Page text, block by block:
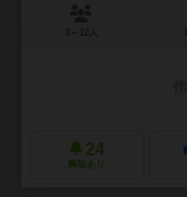
24
興味あり